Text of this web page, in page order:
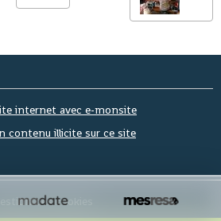
internet avec e-monsite
contenu illicite sur ce site
Gestion des cookies